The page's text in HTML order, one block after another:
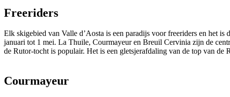
Freeriders
Elk skigebied van Valle d’Aosta is een paradijs voor freeriders en het is
januari tot 1 mei. La Thuile, Courmayeur en Breuil Cervinia zijn de
de Rutor-tocht is populair. Het is een gletsjerafdaling van de top van
Courmayeur